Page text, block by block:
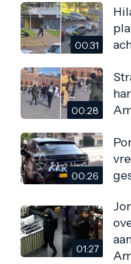
00:31
00:28
00:26
01:27